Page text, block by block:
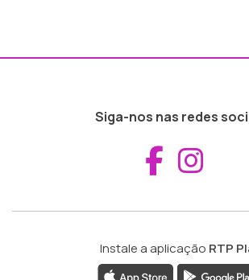
Siga-nos nas redes
Instale a aplicação RTP